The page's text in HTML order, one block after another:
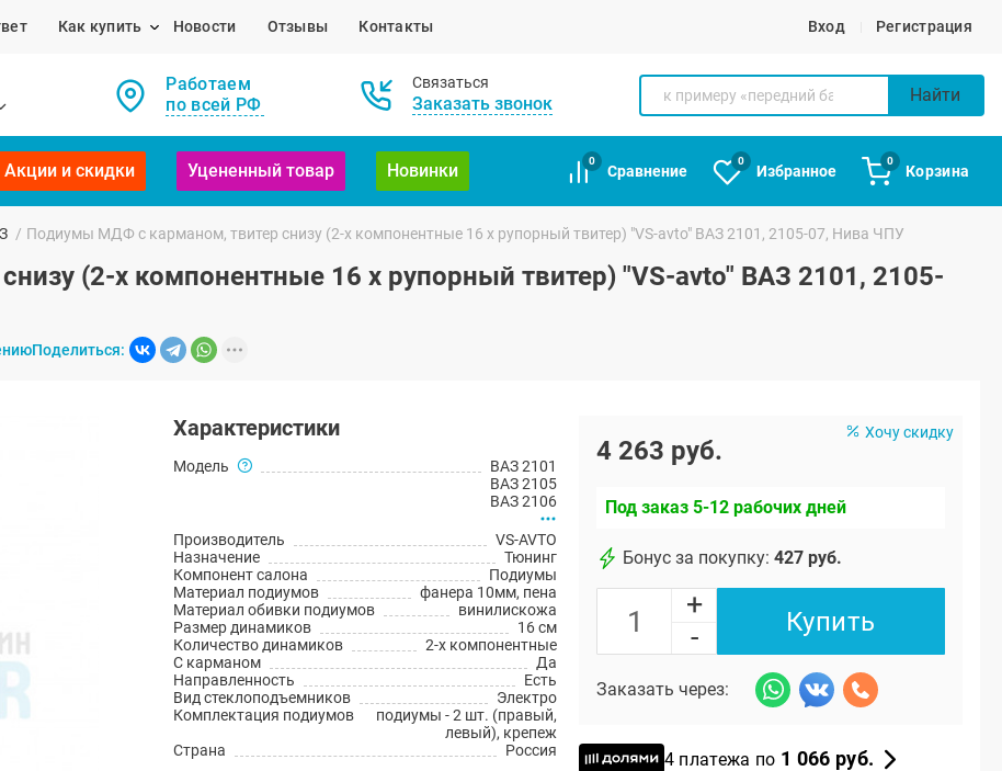
Как купить Новости Отзывы Контакты Вход Регистрация
Работаем
по всей РФ
Связаться
Заказать звонок Найти
Акции и скидки Уцененный товар Новинки
0
Сравнение
0
Избранное
0
Корзина
/ Подиумы МДФ с карманом, твитер снизу (2-х компонентные 16 x рупорный твитер) "VS-avto" ВАЗ 2101, 2105-07, Нива ЧПУ
(2-х компонентные 16 x рупорный твитер) "VS-avto" ВАЗ 2101, 2105-
Поделиться:
Характеристики
Модель
ВАЗ 2101
ВАЗ 2105
ВАЗ 2106
Производитель
VS-AVTO
Назначение
Тюнинг
Компонент салона
Подиумы
Материал подиумов
фанера 10мм, пена
Материал обивки подиумов
винилискожа
Размер динамиков
16 см
Количество динамиков
2-х компонентные
С карманом
Да
Направленность
Есть
Вид стеклоподъемников
Электро
Комплектация подиумов
подиумы - 2 шт. (правый,
левый), крепеж
Страна
Россия
Хочу скидку
4 263 руб.
Под заказ 5-12 рабочих дней
Бонус за покупку: 427 руб.
+
-
Купить
Заказать через:
4 платежа по 1 066 руб.